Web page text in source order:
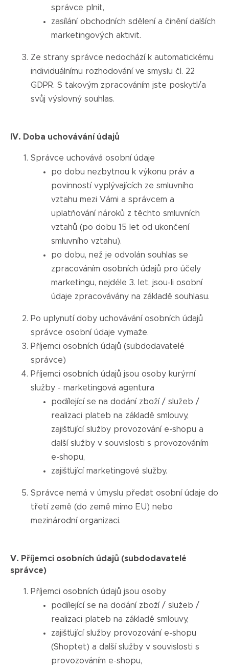
správce plnit,
zasílání obchodních sdělení a činění dalších
marketingových aktivit.
Ze strany správce nedochází k automatickému
individuálnímu rozhodování ve smyslu čl. 22
GDPR. S takovým zpracováním jste poskytl/a
svůj výslovný souhlas.
IV. Doba uchovávání údajů
Správce uchovává osobní údaje
po dobu nezbytnou k výkonu práv a
povinností vyplývajících ze smluvního
vztahu mezi Vámi a správcem a
uplatňování nároků z těchto smluvních
vztahů (po dobu 15 let od ukončení
smluvního vztahu).
po dobu, než je odvolán souhlas se
zpracováním osobních údajů pro účely
marketingu, nejdéle 3. let, jsou-li osobní
údaje zpracovávány na základě souhlasu.
Po uplynutí doby uchovávání osobních údajů
správce osobní údaje vymaže.
Příjemci osobních údajů (subdodavatelé
správce)
Příjemci osobních údajů jsou osoby kurýrní
služby - marketingová agentura
podílející se na dodání zboží / služeb /
realizaci plateb na základě smlouvy,
zajišťující služby provozování e-shopu a
další služby v souvislosti s provozováním
e-shopu,
zajišťující marketingové služby.
Správce nemá v úmyslu předat osobní údaje do
třetí země (do země mimo EU) nebo
mezinárodní organizaci.
V. Příjemci osobních údajů (subdodavatelé
správce)
Příjemci osobních údajů jsou osoby
podílející se na dodání zboží / služeb /
realizaci plateb na základě smlouvy,
zajišťující služby provozování e-shopu
(Shoptet) a další služby v souvislosti s
provozováním e-shopu,